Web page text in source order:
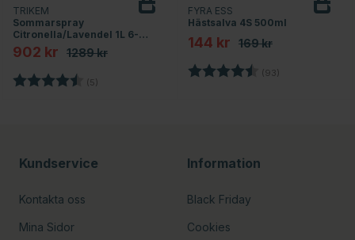
TRIKEM
Sommarspray
Citronella/Lavendel 1L 6-
pack
902 kr 1289 kr
Betyg: (5)
FYRA ESS
Hästsalva 4S 500ml
144 kr 169 kr
Betyg: (93)
Kundservice
Kontakta oss
Mina Sidor
Information
Black Friday
Cookies